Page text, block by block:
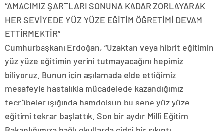
“AMACIMIZ ŞARTLARI SONUNA KADAR ZORLAYARAK
HER SEVİYEDE YÜZ YÜZE EĞİTİM ÖĞRETİMİ DEVAM
ETTİRMEKTİR”
Cumhurbaşkanı Erdoğan, “Uzaktan veya hibrit eğitimin
yüz yüze eğitimin yerini tutmayacağını hepimiz
biliyoruz. Bunun için aşılamada elde ettiğimiz
mesafeyle hastalıkla mücadelede kazandığımız
tecrübeler ışığında hamdolsun bu sene yüz yüze
eğitimi tekrar başlattık. Son bir aydır Millî Eğitim